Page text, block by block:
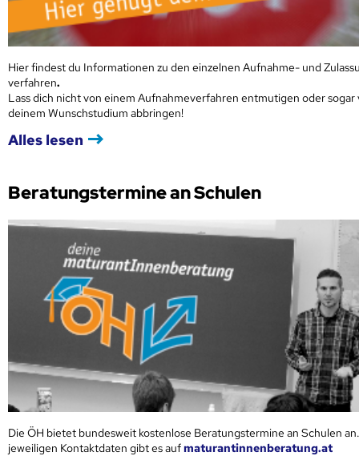
Hier findest du Informationen zu den einzelnen Aufnahme- und
verfahren.
Lass dich nicht von einem Aufnahmeverfahren entmutigen oder sogar
deinem Wunschstudium abbringen!
Alles lesen
Beratungstermine an Schulen
Die ÖH bietet bundesweit kostenlose Beratungstermine an Schulen
jeweiligen Kontaktdaten gibt es aufmaturantinnenberatung.at